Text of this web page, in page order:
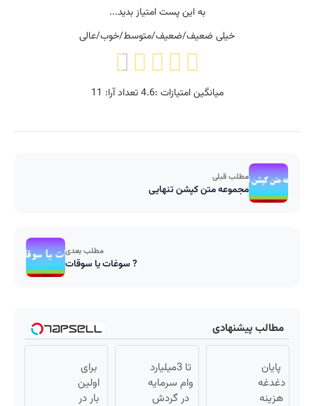
به این پست امتیاز بدید...
خیلی ضعیف/ضعیف/متوسط/خوب/عالی
میانگین امتیازات :4.6تعداد آرا: 11
مطلب قبلی
مجموعه متن کپشن تنهایی
مطلب بعدی
سوغات یا سوقات ?
مطالب پیشنهادی
پایان
دغدغه
هزینه
تا 3میلیارد
وام سرمایه
در گردش
برای
اولین
بار در